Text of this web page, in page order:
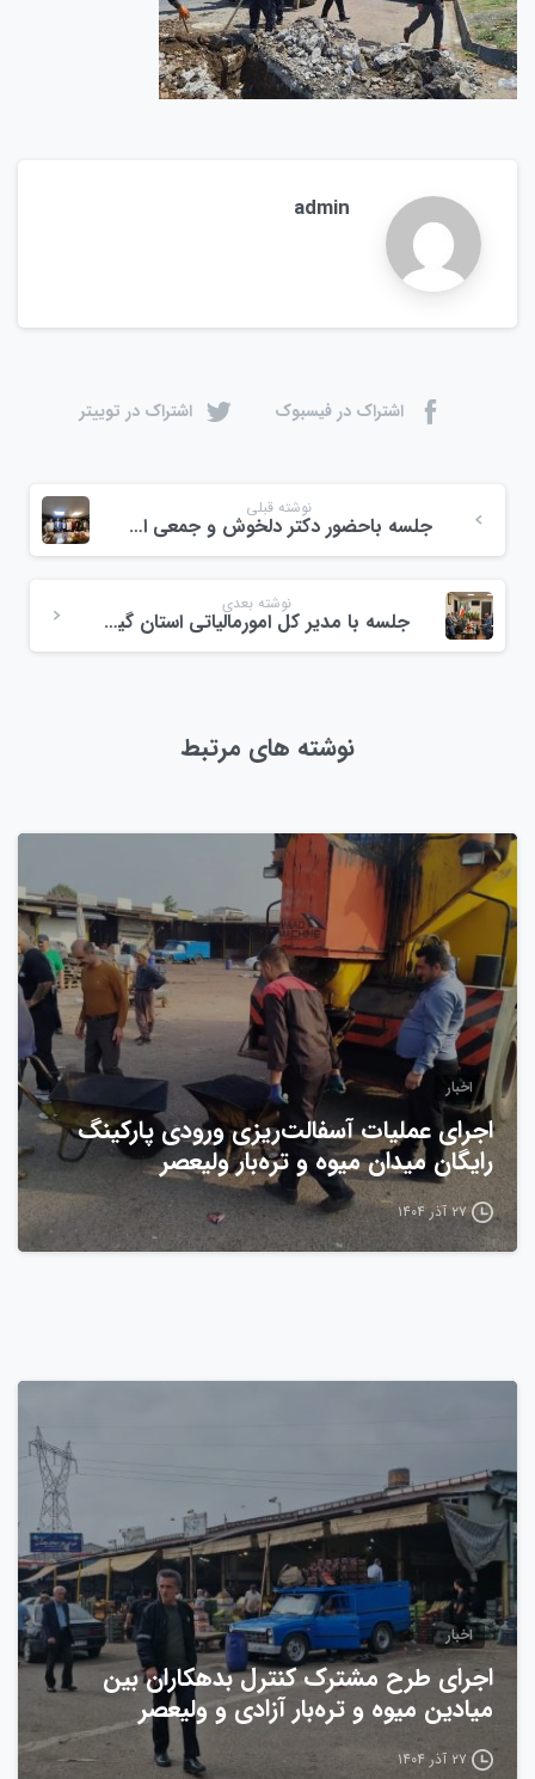
admin
اشتراک در فیسبوک اشتراک در توییتر
نوشته قبلی
جلسه باحضور دکتر دلخوش و جمعی از فعالان اقتصادی
نوشته بعدی
جلسه با مدیر کل امورمالیاتی استان گیلان
نوشته های مرتبط
اخبار
اجرای عملیات آسفالت‌ریزی ورودی پارکینگ
رایگان میدان میوه و تره‌بار ولیعصر
۲۷ آذر ۱۴۰۴
اخبار
اجرای طرح مشترک کنترل بدهکاران بین
میادین میوه و تره‌بار آزادی و ولیعصر
۲۷ آذر ۱۴۰۴